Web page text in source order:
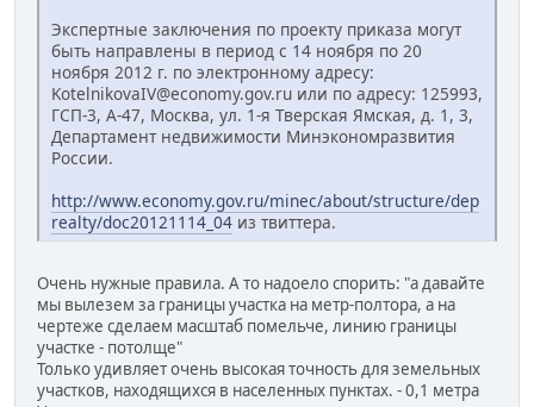
Экспертные заключения по проекту приказа могут
быть направлены в период с 14 ноября по 20
ноября 2012 г. по электронному адресу:
KotelnikovaIV@economy.gov.ru или по адресу: 125993,
ГСП-3, А-47, Москва, ул. 1-я Тверская Ямская, д. 1, 3,
Департамент недвижимости Минэкономразвития
России.
http://www.economy.gov.ru/minec/about/structure/dep
realty/doc20121114_04 из твиттера.
Очень нужные правила. А то надоело спорить: "а давайте
мы вылезем за границы участка на метр-полтора, а на
чертеже сделаем масштаб помельче, линию границы
участке - потолще"
Только удивляет очень высокая точность для земельных
участков, находящихся в населенных пунктах. - 0,1 метра